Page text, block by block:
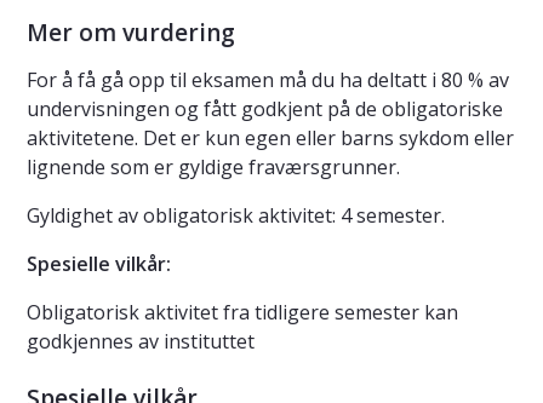
Mer om vurdering
For å få gå opp til eksamen må du ha deltatt i 80 % av
undervisningen og fått godkjent på de obligatoriske
aktivitetene. Det er kun egen eller barns sykdom eller
lignende som er gyldige fraværsgrunner.
Gyldighet av obligatorisk aktivitet: 4 semester.
Spesielle vilkår:
Obligatorisk aktivitet fra tidligere semester kan
godkjennes av instituttet